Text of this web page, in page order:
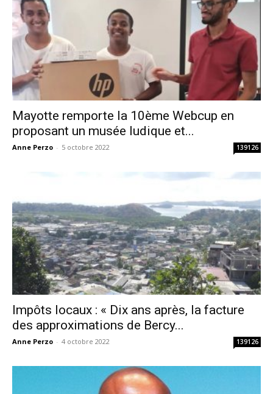
Mayotte remporte la 10ème Webcup en
proposant un musée ludique et...
Anne Perzo - 5 octobre 2022 139126
Impôts locaux : « Dix ans après, la facture
des approximations de Bercy...
Anne Perzo - 4 octobre 2022 139126